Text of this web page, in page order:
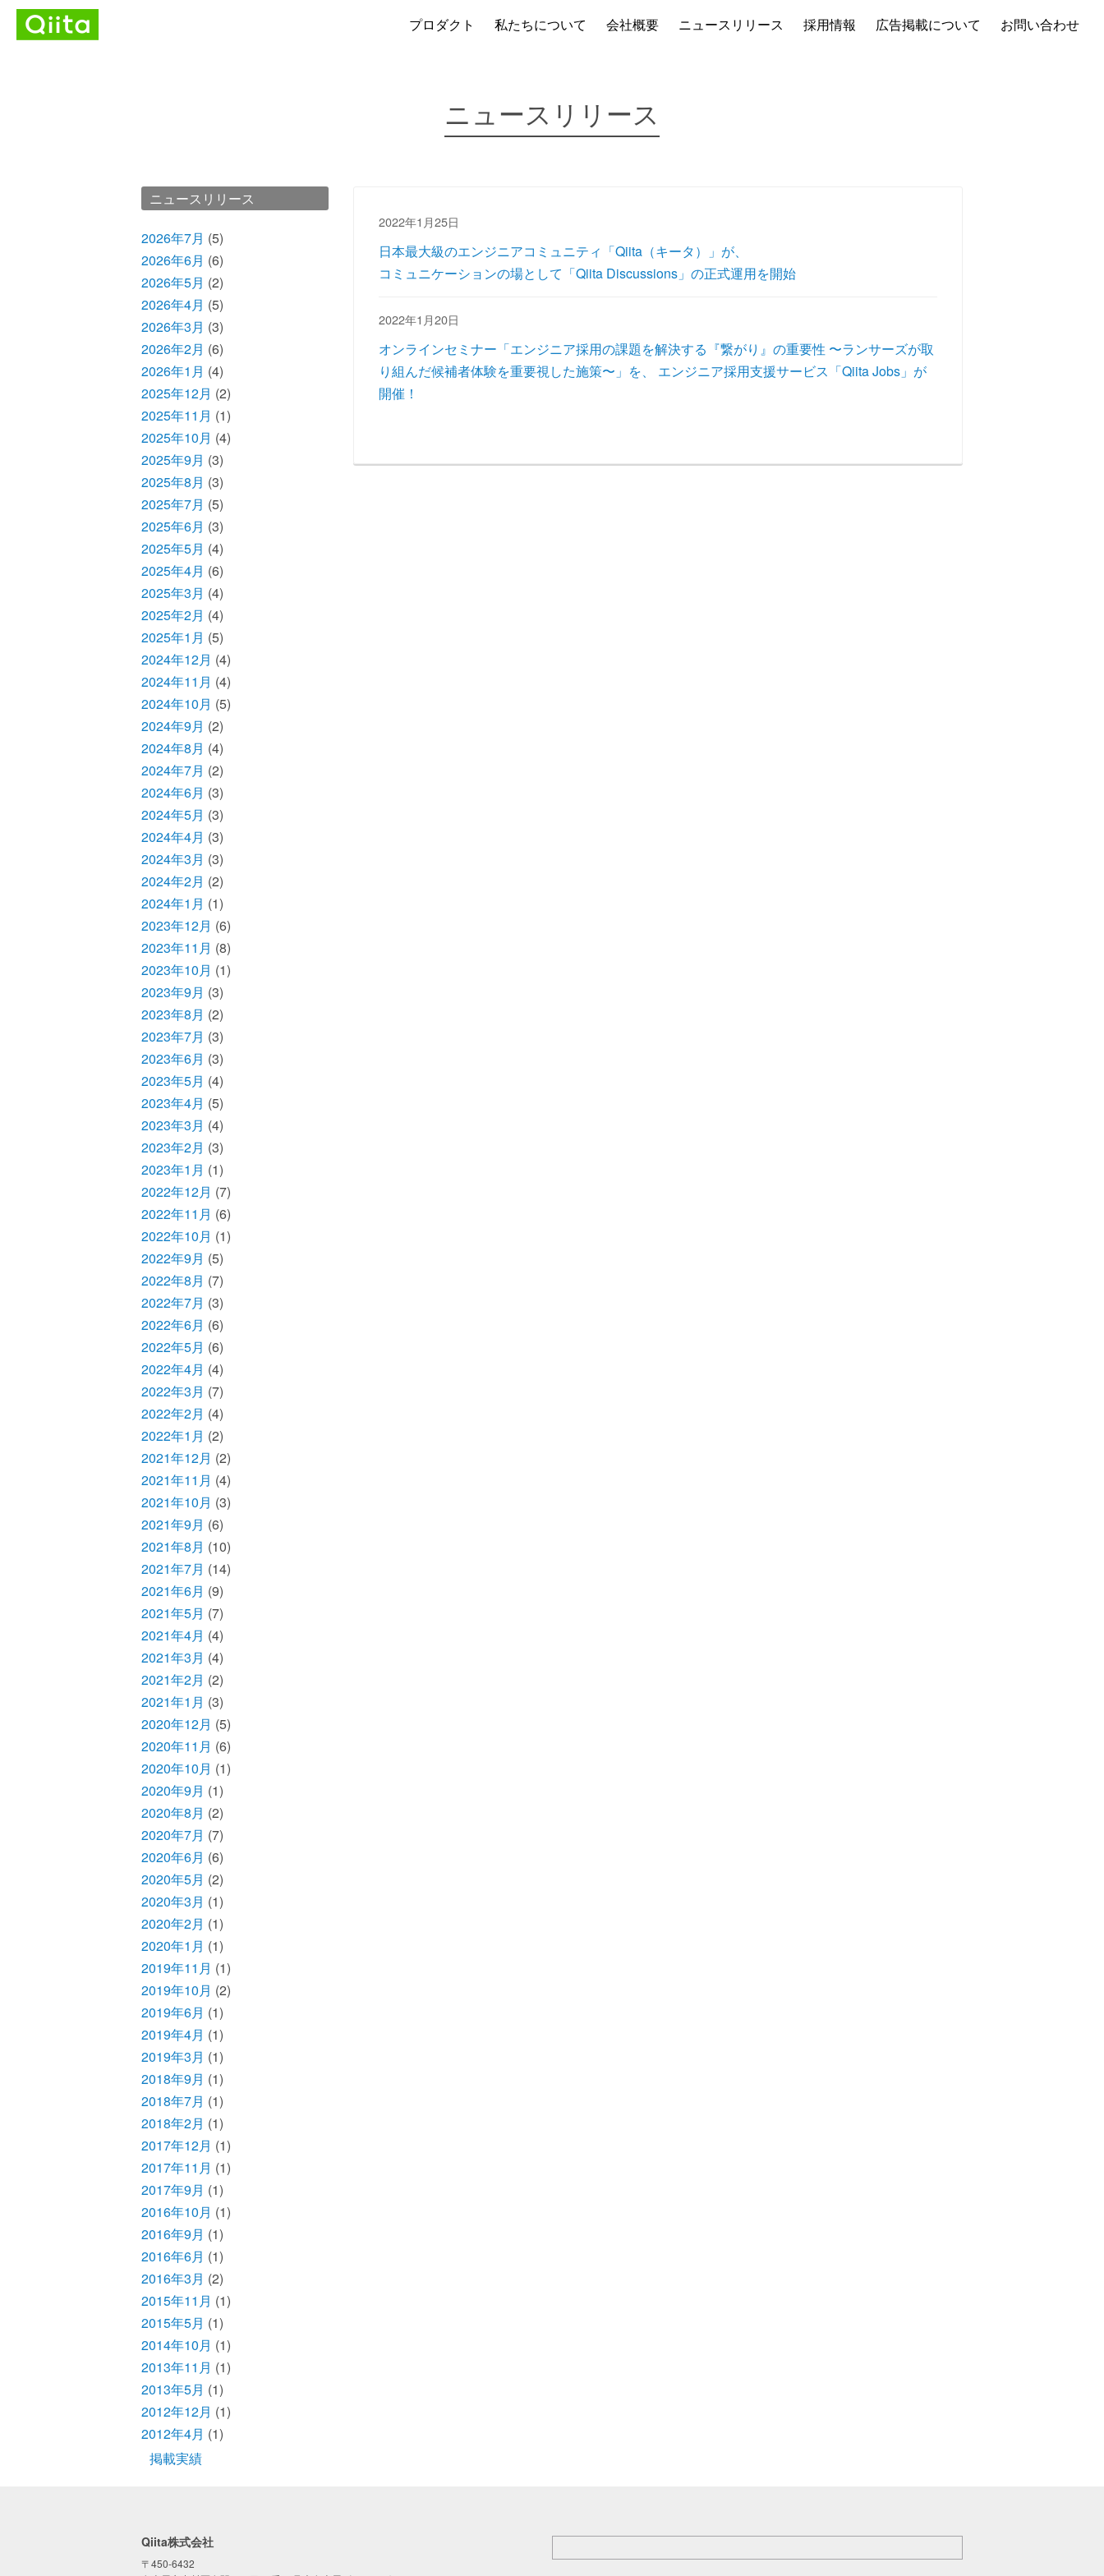
プロダクト 私たちについて 会社概要 ニュースリリース 採用情報 広告掲載について お問い合わせ
ニュースリリース
ニュースリリース
2026年7月 (5)
2026年6月 (6)
2026年5月 (2)
2026年4月 (5)
2026年3月 (3)
2026年2月 (6)
2026年1月 (4)
2025年12月 (2)
2025年11月 (1)
2025年10月 (4)
2025年9月 (3)
2025年8月 (3)
2025年7月 (5)
2025年6月 (3)
2025年5月 (4)
2025年4月 (6)
2025年3月 (4)
2025年2月 (4)
2025年1月 (5)
2024年12月 (4)
2024年11月 (4)
2024年10月 (5)
2024年9月 (2)
2024年8月 (4)
2024年7月 (2)
2024年6月 (3)
2024年5月 (3)
2024年4月 (3)
2024年3月 (3)
2024年2月 (2)
2024年1月 (1)
2023年12月 (6)
2023年11月 (8)
2023年10月 (1)
2023年9月 (3)
2023年8月 (2)
2023年7月 (3)
2023年6月 (3)
2023年5月 (4)
2023年4月 (5)
2023年3月 (4)
2023年2月 (3)
2023年1月 (1)
2022年12月 (7)
2022年11月 (6)
2022年10月 (1)
2022年9月 (5)
2022年8月 (7)
2022年7月 (3)
2022年6月 (6)
2022年5月 (6)
2022年4月 (4)
2022年3月 (7)
2022年2月 (4)
2022年1月 (2)
2021年12月 (2)
2021年11月 (4)
2021年10月 (3)
2021年9月 (6)
2021年8月 (10)
2021年7月 (14)
2021年6月 (9)
2021年5月 (7)
2021年4月 (4)
2021年3月 (4)
2021年2月 (2)
2021年1月 (3)
2020年12月 (5)
2020年11月 (6)
2020年10月 (1)
2020年9月 (1)
2020年8月 (2)
2020年7月 (7)
2020年6月 (6)
2020年5月 (2)
2020年3月 (1)
2020年2月 (1)
2020年1月 (1)
2019年11月 (1)
2019年10月 (2)
2019年6月 (1)
2019年4月 (1)
2019年3月 (1)
2018年9月 (1)
2018年7月 (1)
2018年2月 (1)
2017年12月 (1)
2017年11月 (1)
2017年9月 (1)
2016年10月 (1)
2016年9月 (1)
2016年6月 (1)
2016年3月 (2)
2015年11月 (1)
2015年5月 (1)
2014年10月 (1)
2013年11月 (1)
2013年5月 (1)
2012年12月 (1)
2012年4月 (1)
掲載実績
2022年1月25日
日本最大級のエンジニアコミュニティ「Qiita（キータ）」が、
コミュニケーションの場として「Qiita Discussions」の正式運用を開始
2022年1月20日
オンラインセミナー「エンジニア採用の課題を解決する『繋がり』の重要性 〜ランサーズが取
り組んだ候補者体験を重要視した施策〜」を、 エンジニア採用支援サービス「Qiita Jobs」が
開催！
Qiita株式会社
〒450-6432